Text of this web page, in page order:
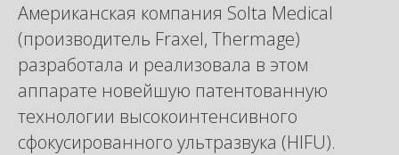
Американская компания Solta Medical
(производитель Fraxel, Thermage)
разработала и реализовала в этом
аппарате новейшую патентованную
технологии высокоинтенсивного
сфокусированного ультразвука (HIFU).